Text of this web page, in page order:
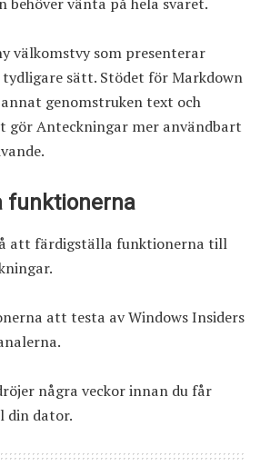
välkomstvy som presenterar
sätt. Stödet för Markdown
genomstruken text och
gör Anteckningar mer användbart
funktionerna
att färdigställa funktionerna till
att testa av Windows Insiders
några veckor innan du får
din dator.